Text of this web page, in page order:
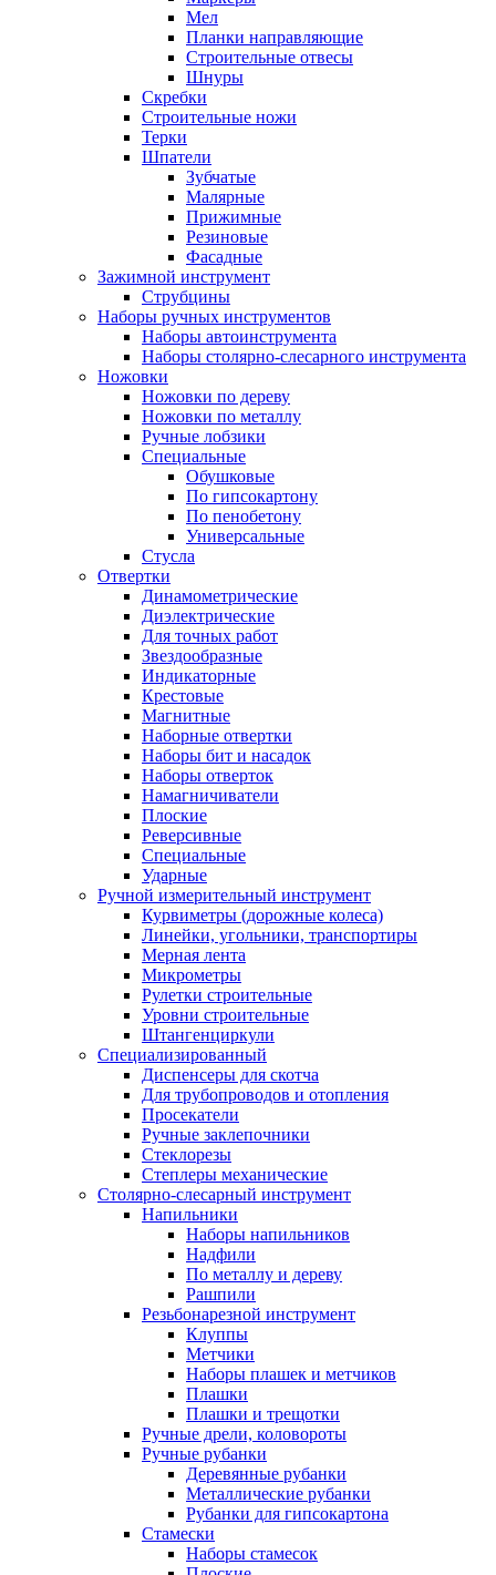
Мел
Планки направляющие
Строительные отвесы
Шнуры
Скребки
Строительные ножи
Терки
Шпатели
Зубчатые
Малярные
Прижимные
Резиновые
Фасадные
Зажимной инструмент
Струбцины
Наборы ручных инструментов
Наборы автоинструмента
Наборы столярно-слесарного инструмента
Ножовки
Ножовки по дереву
Ножовки по металлу
Ручные лобзики
Специальные
Обушковые
По гипсокартону
По пенобетону
Универсальные
Стусла
Отвертки
Динамометрические
Диэлектрические
Для точных работ
Звездообразные
Индикаторные
Крестовые
Магнитные
Наборные отвертки
Наборы бит и насадок
Наборы отверток
Намагничиватели
Плоские
Реверсивные
Специальные
Ударные
Ручной измерительный инструмент
Курвиметры (дорожные колеса)
Линейки, угольники, транспортиры
Мерная лента
Микрометры
Рулетки строительные
Уровни строительные
Штангенциркули
Специализированный
Диспенсеры для скотча
Для трубопроводов и отопления
Просекатели
Ручные заклепочники
Стеклорезы
Степлеры механические
Столярно-слесарный инструмент
Напильники
Наборы напильников
Надфили
По металлу и дереву
Рашпили
Резьбонарезной инструмент
Клуппы
Метчики
Наборы плашек и метчиков
Плашки
Плашки и трещотки
Ручные дрели, коловороты
Ручные рубанки
Деревянные рубанки
Металлические рубанки
Рубанки для гипсокартона
Стамески
Наборы стамесок